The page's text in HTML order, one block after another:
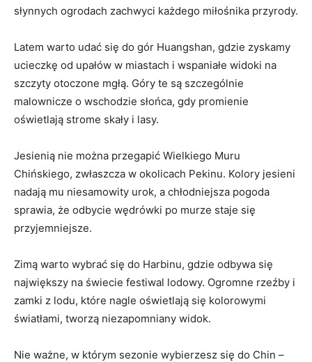
słynnych⁤ ogrodach ⁢zachwyci⁣ każdego miłośnika przyrody.
Latem warto udać się⁣ do gór Huangshan, gdzie zyskamy
ucieczkę od upałów w miastach i wspaniałe widoki na
szczyty otoczone ​mgłą. Góry te są szczególnie
malownicze o wschodzie słońca, gdy promienie
oświetlają strome skały i lasy.
Jesienią nie można przegapić Wielkiego Muru
Chińskiego, zwłaszcza w okolicach Pekinu.⁤ Kolory ​jesieni
⁣nadają mu niesamowity ⁣urok, a chłodniejsza pogoda
sprawia, że odbycie⁣ wędrówki po murze staje się
przyjemniejsze.
Zimą warto ⁤wybrać się do⁤ Harbinu, gdzie odbywa się
największy na świecie festiwal lodowy.⁣ Ogromne‌ rzeźby i
⁢zamki⁢ z‌ lodu, które nagle oświetlają się ⁤kolorowymi
światłami, tworzą niezapomniany widok.
Nie ważne, w którym sezonie ⁢wybierzesz⁣ się do Chin –